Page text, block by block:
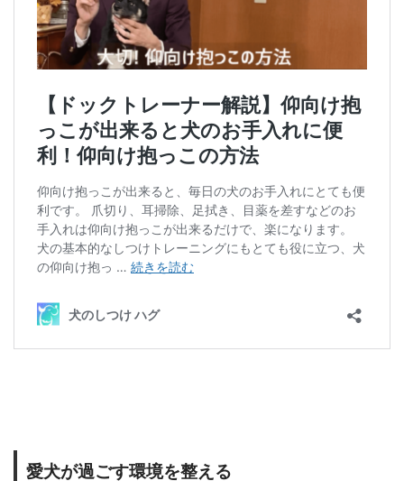
愛犬が過ごす環境を整える